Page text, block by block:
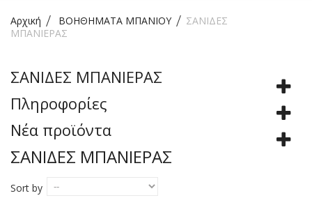
Αρχική ΒΟΗΘΗΜΑΤΑ ΜΠΑΝΙΟΥ
ΣΑΝΙΔΕΣ
ΜΠΑΝΙΕΡΑΣ
ΣΑΝΙΔΕΣ ΜΠΑΝΙΕΡΑΣ
Πληροφορίες
Νέα προϊόντα
ΣΑΝΙΔΕΣ ΜΠΑΝΙΕΡΑΣ
Sort by